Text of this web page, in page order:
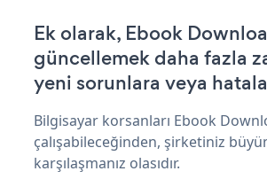
Ek olarak, Ebook
güncellemek daha fazla
yeni sorunlara veya
Bilgisayar korsanları Ebook
çalışabileceğinden, şirketiniz
karşılaşmanız olasıdır.